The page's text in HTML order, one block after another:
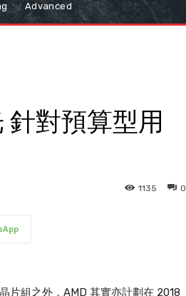
Advanced
對預算型用
0
1135
片組之外，AMD 其實亦計劃在 2018